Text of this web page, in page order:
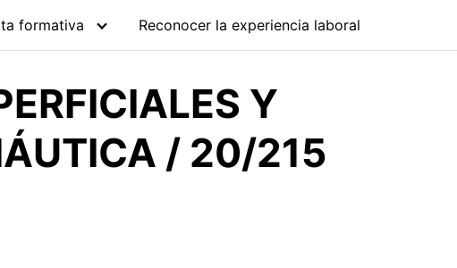
formativa Reconocer la experiencia laboral
Y
/ 20/215